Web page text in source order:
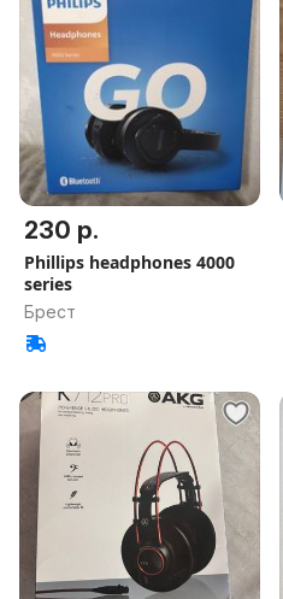
230 р.
Phillips headphones 4000
series
Брест